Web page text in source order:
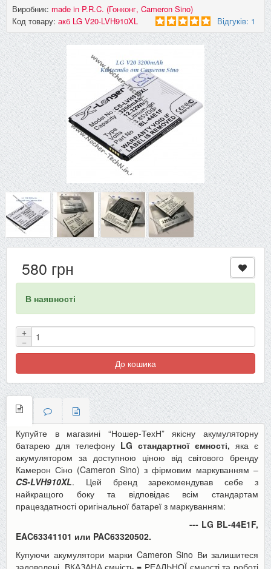
Виробник: made in P.R.C. (Гонконг, Cameron Sino)
Код товару: акб LG V20-LVH910XL Відгуків: 1
580 грн
В наявності
+
−
До кошика
Купуйте в магазині “Ношер-ТехН” якісну акумуляторну
батарею для телефону LG стандартної ємності, яка є
акумулятором за доступною ціною від світового бренду
Камерон Сіно (Cameron Sino) з фірмовим маркуванням –
CS-LVH910XL. Цей бренд зарекомендував себе з
найкращого боку та відповідає всім стандартам
працездатності оригінальної батареї з маркуванням:
--- LG BL-44E1F,
EAC63341101 или PAC63320502.
Купуючи акумулятори марки Cameron Sino Ви залишитеся
задоволені, ВКАЗАНА ємність= РЕАЛЬНОЇ ємності та роботі